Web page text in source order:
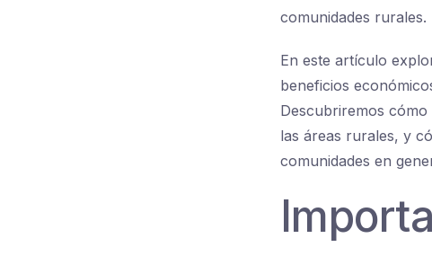
comunidades rurales.
En este artículo
beneficios
Descubriremos
las áreas rurales, y
comunidades en